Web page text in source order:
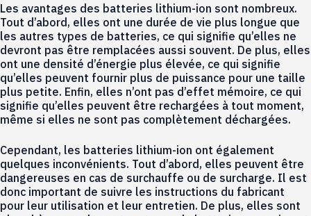
Les avantages des batteries lithium-ion sont nombreux.
Tout d’abord, elles ont une durée de vie plus longue que
les autres types de batteries, ce qui signifie qu’elles ne
devront pas être remplacées aussi souvent. De plus, elles
ont une densité d’énergie plus élevée, ce qui signifie
qu’elles peuvent fournir plus de puissance pour une taille
plus petite. Enfin, elles n’ont pas d’effet mémoire, ce qui
signifie qu’elles peuvent être rechargées à tout moment,
même si elles ne sont pas complètement déchargées.
Cependant, les batteries lithium-ion ont également
quelques inconvénients. Tout d’abord, elles peuvent être
dangereuses en cas de surchauffe ou de surcharge. Il est
donc important de suivre les instructions du fabricant
pour leur utilisation et leur entretien. De plus, elles sont